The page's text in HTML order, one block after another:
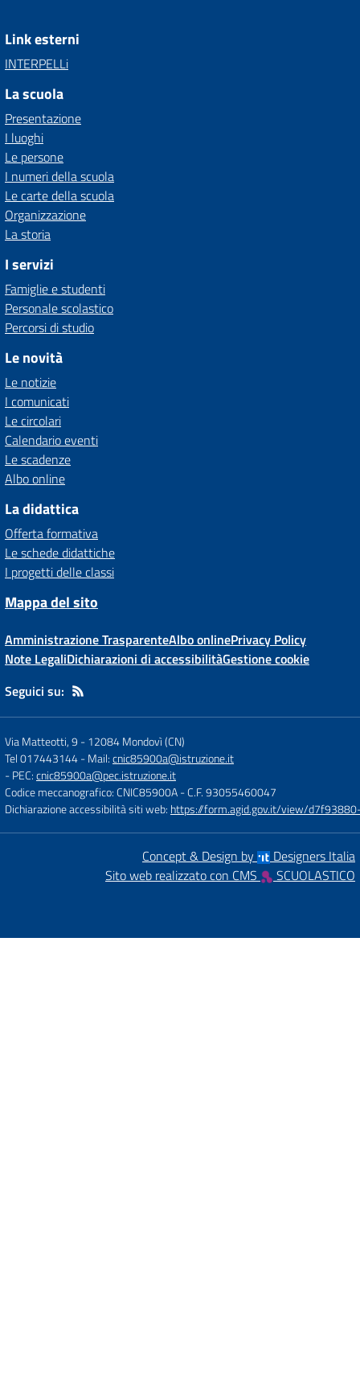
Link esterni
INTERPELLi
La scuola
Presentazione
I luoghi
Le persone
I numeri della scuola
Le carte della scuola
Organizzazione
La storia
I servizi
Famiglie e studenti
Personale scolastico
Percorsi di studio
Le novità
Le notizie
I comunicati
Le circolari
Calendario eventi
Le scadenze
Albo online
La didattica
Offerta formativa
Le schede didattiche
I progetti delle classi
Mappa del sito
Amministrazione TrasparenteAlbo onlinePrivacy Policy
Note LegaliDichiarazioni di accessibilitàGestione cookie
Seguici su:
Via Matteotti, 9 -12084 Mondovì (CN)
Tel 017443144- Mail:cnic85900a@istruzione.it
- PEC:cnic85900a@pec.istruzione.it
Codice meccanografico: CNIC85900A- C.F. 93055460047
Dichiarazione accessibilità siti web: https://form.agid.gov.it/view/
Concept & Design by
Designers Italia
Sito web realizzato con CMS
SCUOLASTICO